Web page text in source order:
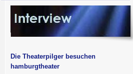
Die Theaterpilger besuchen
hamburgtheater